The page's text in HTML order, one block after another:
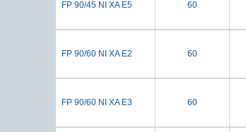
FP 90/45 NI XA E5 60
FP 90/60 NI XA E2 60
FP 90/60 NI XA E3 60